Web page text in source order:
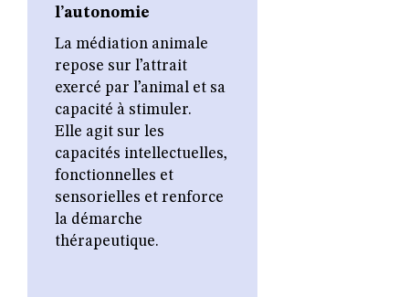
l’autonomie
La médiation animale
repose sur l’attrait
exercé par l’animal et sa
capacité à stimuler.
Elle agit sur les
capacités intellectuelles,
fonctionnelles et
sensorielles et renforce
la démarche
thérapeutique.